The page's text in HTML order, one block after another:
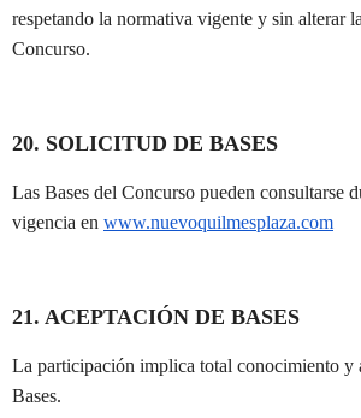
respetando la normativa vigente y sin alterar
Concurso.
20. SOLICITUD DE BASES
Las Bases del Concurso pueden consultarse
vigencia en www.nuevoquilmesplaza.com
21. ACEPTACIÓN DE BASES
La participación implica total conocimiento y
Bases.